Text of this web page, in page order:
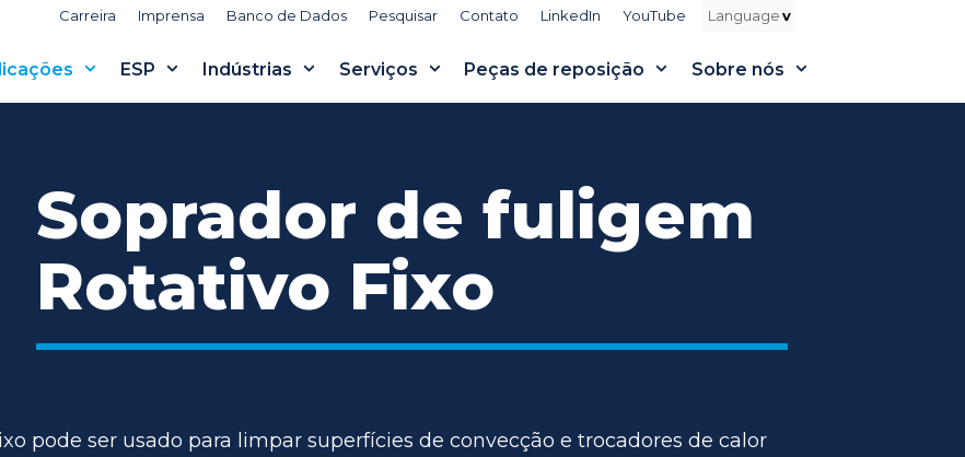
Carreira Imprensa Banco de Dados Pesquisar Contato LinkedIn YouTube
ESP Indústrias Serviços Peças de reposição Sobre nós
Soprador de fuligem
Rotativo Fixo
pode ser usado para limpar superfícies de convecção e trocadores de calor